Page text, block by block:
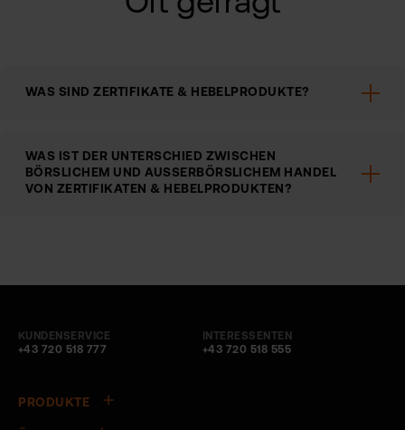
WAS SIND ZERTIFIKATE & HEBELPRODUKTE?
WAS IST DER UNTERSCHIED ZWISCHEN
BÖRSLICHEM UND AUSSERBÖRSLICHEM HANDEL V
ON ZERTIFIKATEN & HEBELPRODUKTEN?
KUNDENSERVICE
+43 720 518 777
INTERESSENTEN
+43 720 518 555
PRODUKTE